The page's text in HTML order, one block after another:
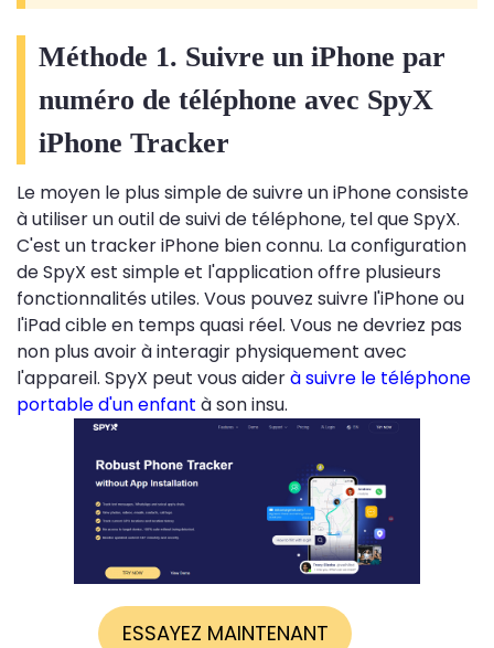
Méthode 1. Suivre un iPhone par
numéro de téléphone avec SpyX
iPhone Tracker
Le moyen le plus simple de suivre un iPhone consiste
à utiliser un outil de suivi de téléphone, tel que SpyX.
C'est un tracker iPhone bien connu. La configuration
de SpyX est simple et l'application offre plusieurs
fonctionnalités utiles. Vous pouvez suivre l'iPhone ou
l'iPad cible en temps quasi réel. Vous ne devriez pas
non plus avoir à interagir physiquement avec
l'appareil. SpyX peut vous aiderà suivre le téléphone
portable d'un enfant à son insu.
ESSAYEZ MAINTENANT